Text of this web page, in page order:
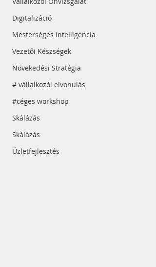
Digitalizáció
Mesterséges Intelligencia
Vezetői Készségek
Növekedési Stratégia
# vállalkozói elvonulás
#céges workshop
Skálázás
Skálázás
Üzletfejlesztés